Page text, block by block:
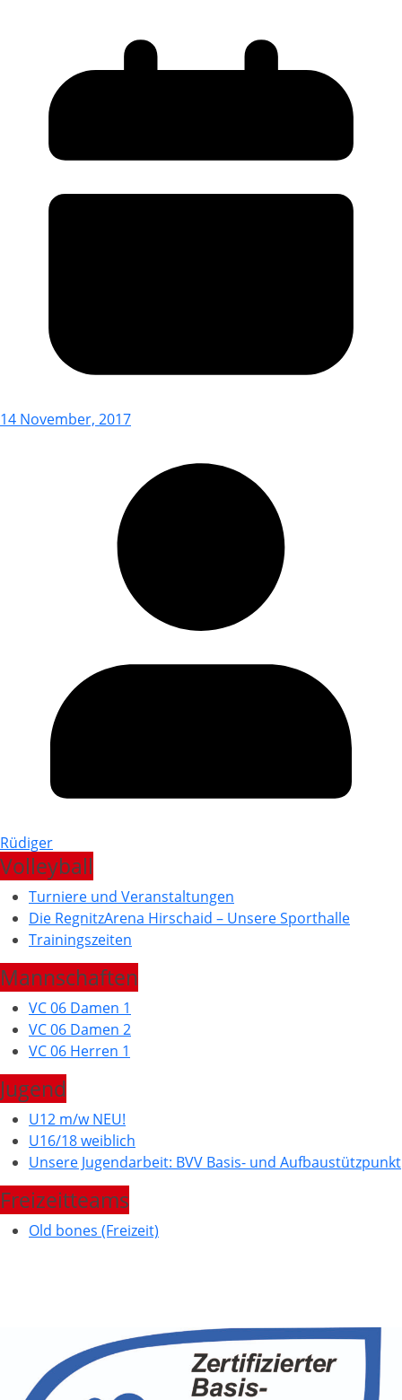
14 November, 2017
Rüdiger
Volleyball
Turniere und Veranstaltungen
Die RegnitzArena Hirschaid – Unsere Sporthalle
Trainingszeiten
Mannschaften
VC 06 Damen 1
VC 06 Damen 2
VC 06 Herren 1
Jugend
U12 m/w NEU!
U16/18 weiblich
Unsere Jugendarbeit: BVV Basis- und Aufbaustützpunkt
Freizeitteams
Old bones (Freizeit)